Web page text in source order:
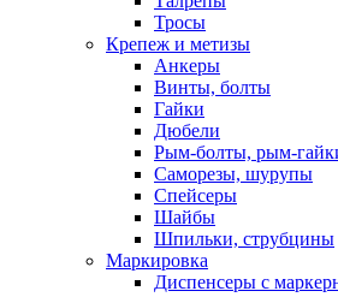
Тросы
Крепеж и метизы
Анкеры
Винты, болты
Гайки
Дюбели
Рым-болты, рым-
Саморезы, шурупы
Спейсеры
Шайбы
Шпильки, струбцины
Маркировка
Диспенсеры с